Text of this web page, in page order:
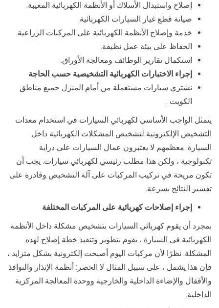
إصلاح واستبدال الأسلاك أو الأنظمة الكهربائية المعيبة.
صيانة قطع غيار السيارات الكهربائية.
خدمة وإصلاح الأنظمة الكهربائية على المركبات الزراعية.
الحفاظ على بيئة عمل نظيفة.
استكمال تقارير الوظائف ومعالجة الأوراق.
إجراء الاختبارات الكهربائية التشخيصية حسب الحاجة
نشتري سيارات مستعملة من أمام المنزل جميع مناطق
الكويت .
يتمثل الواجب الأساسي لكهربائي السيارات في استخدام معدات
التشخيص الإلكترونية لتشخيص المشكلات الكهربائية داخل
السيارة. معظمهم لا يعتبرون عمال السيارات على دراية
تكنولوجية ، ولكن هذا مطلب رئيسي لكهربائي سيارات. يجب أن
تكون مريحة في تركيب المركبات على آلة التشخيص وقادرة على
تفسير النتائج بسرعة.
إجراء إصلاحات كهربائية على المركبات المختلفة
بمجرد أن يقوم كهربائي السيارات بتشخيص مشكلة داخل الأنظمة
الكهربائية في السيارة ، يقوم بتطوير وتنفيذ خطة إصلاح لهذه
المشكلة. نظرًا لأن مركبات اليوم أصبحت إلكترونية بشكل متزايد ،
فإن هذا يشمل ، على سبيل المثال لا الحصر: أنظمة الإنذار والنوافذ
والأقفال والإضاءة الداخلية والخارجية ووحدة المعالجة المركزية
الداخلية.